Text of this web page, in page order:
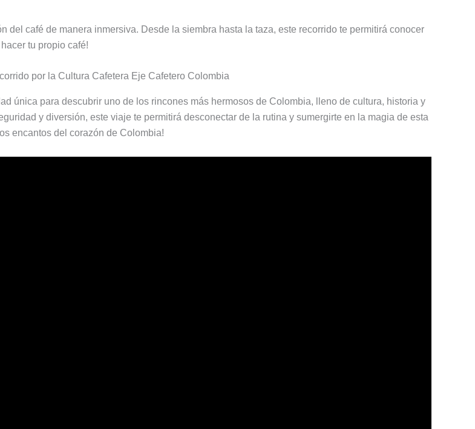
del café de manera inmersiva. Desde la siembra hasta la taza, este recorrido te permitirá conocer
tu propio café!
única para descubrir uno de los rincones más hermosos de Colombia, lleno de cultura, historia y
y diversión, este viaje te permitirá desconectar de la rutina y sumergirte en la magia de esta
encantos del corazón de Colombia!